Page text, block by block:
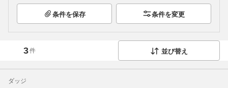
条件を保存 条件を変更
3件 並び替え
ダッジ